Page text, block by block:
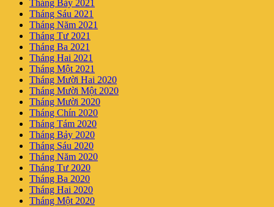
Tháng Bảy 2021
Tháng Sáu 2021
Tháng Năm 2021
Tháng Tư 2021
Tháng Ba 2021
Tháng Hai 2021
Tháng Một 2021
Tháng Mười Hai 2020
Tháng Mười Một 2020
Tháng Mười 2020
Tháng Chín 2020
Tháng Tám 2020
Tháng Bảy 2020
Tháng Sáu 2020
Tháng Năm 2020
Tháng Tư 2020
Tháng Ba 2020
Tháng Hai 2020
Tháng Một 2020